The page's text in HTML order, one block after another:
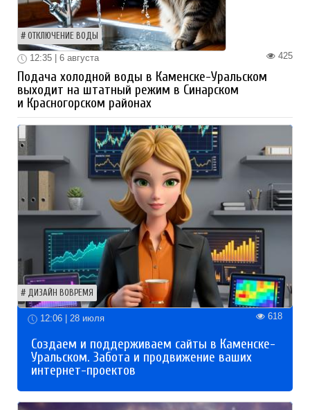
ОТКЛЮЧЕНИЕ ВОДЫ
425
12:35 | 6 августа
Подача холодной воды в Каменске-Уральском
выходит на штатный режим в Синарском
и Красногорском районах
ДИЗАЙН ВОВРЕМЯ
12:06 | 28 июля 618
Создаем и поддерживаем сайты в Каменске-
Уральском. Забота и продвижение ваших
интернет-проектов